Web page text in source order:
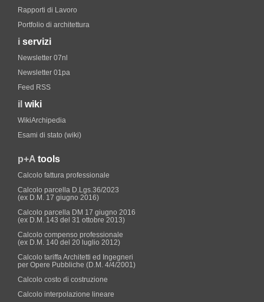
Rapporti di Lavoro
Portfolio di architettura
i servizi
Newsletter 07nl
Newsletter 01pa
Feed RSS
il wiki
WikiArchipedia
Esami di stato (wiki)
p+A tools
Calcolo fattura professionale
Calcolo parcella D.Lgs.36/2023
(ex D.M. 17 giugno 2016)
Calcolo parcella DM 17 giugno 2016
(ex D.M. 143 del 31 ottobre 2013)
Calcolo compenso professionale
(ex D.M. 140 del 20 luglio 2012)
Calcolo tariffa Architetti ed Ingegneri
per Opere Pubbliche (D.M. 4/4/2001)
Calcolo costo di costruzione
Calcolo interpolazione lineare